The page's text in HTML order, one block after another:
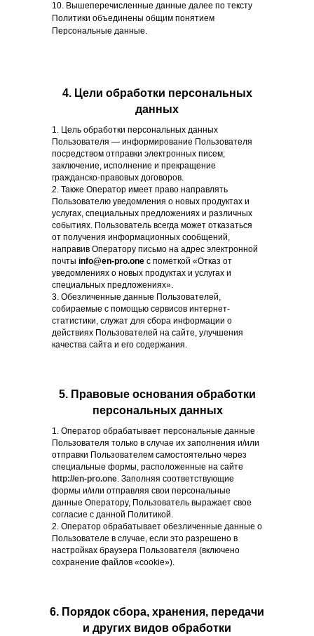
10. Вышеперечисленные данные далее по тексту
Политики объединены общим понятием
Персональные данные.
6. Порядок сбора, хранения, передачи
и других видов обработки
1. Цель обработки персональных данных
Пользователя — информирование Пользователя
посредством отправки электронных писем;
заключение, исполнение и прекращение
гражданско-правовых договоров.
2. Также Оператор имеет право направлять
Пользователю уведомления о новых продуктах и
услугах, специальных предложениях и различных
событиях. Пользователь всегда может отказаться
от получения информационных сообщений,
направив Оператору письмо на адрес электронной
почты info@en-pro.one с пометкой «Отказ от
уведомлениях о новых продуктах и услугах и
специальных предложениях».
3. Обезличенные данные Пользователей,
собираемые с помощью сервисов интернет-
статистики, служат для сбора информации о
действиях Пользователей на сайте, улучшения
качества сайта и его содержания.
4. Цели обработки персональных
данных
1. Оператор обрабатывает персональные данные
Пользователя только в случае их заполнения и/или
отправки Пользователем самостоятельно через
специальные формы, расположенные на сайте
http://en-pro.one. Заполняя соответствующие
формы и/или отправляя свои персональные
данные Оператору, Пользователь выражает свое
согласие с данной Политикой.
2. Оператор обрабатывает обезличенные данные о
Пользователе в случае, если это разрешено в
настройках браузера Пользователя (включено
сохранение файлов «cookie»).
5. Правовые основания обработки
персональных данных